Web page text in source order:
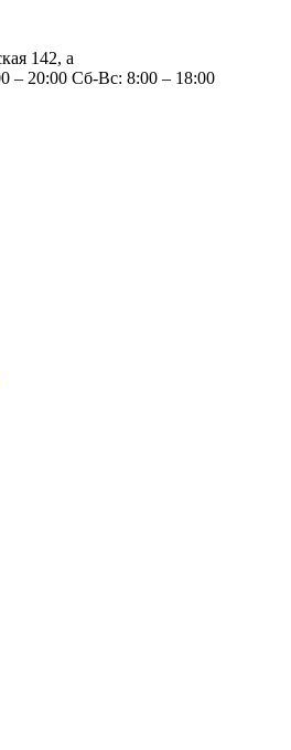
142, а
– 20:00 Сб-Вс: 8:00 – 18:00